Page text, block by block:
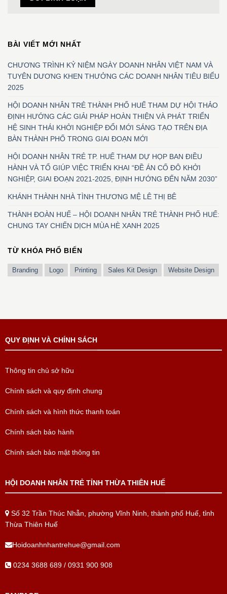
BÀI VIẾT MỚI NHẤT
CHƯƠNG TRÌNH KỶ NIỆM NGÀY DOANH NHÂN VIỆT NAM VÀ
TUYÊN DƯƠNG KHEN THƯỞNG CÁC DOANH NHÂN TIÊU BIỂU
2025
HỘI DOANH NHÂN TRẺ THÀNH PHỐ HUẾ THAM DỰ HỘI THẢO
ĐỊNH HƯỚNG CÁC GIẢI PHÁP HOÀN THIỆN VÀ PHÁT TRIỂN
HỆ SINH THÁI KHỞI NGHIỆP ĐỔI MỚI SÁNG TẠO TRÊN ĐỊA
BÀN THÀNH PHỐ TRONG GIAI ĐOẠN MỚI
HỘI DOANH NHÂN TRẺ TP. HUẾ THAM DỰ HỌP BAN ĐIỀU
HÀNH VÀ TỔ GIÚP VIỆC TRIỂN KHAI “ĐỀ ÁN CỐ ĐÔ KHỞI
NGHIỆP, GIAI ĐOẠN 2021-2025, ĐỊNH HƯỚNG ĐẾN NĂM 2030”
KHÁNH THÀNH NHÀ TÌNH THƯƠNG MỆ LÊ THỊ BÊ
THÀNH ĐOÀN HUẾ – HỘI DOANH NHÂN TRẺ THÀNH PHỐ HUẾ:
CHUNG TAY CHIẾN DỊCH MÙA HÈ XANH 2025
TỪ KHÓA PHỔ BIẾN
Branding Logo Printing Sales Kit Design Website Design
QUY ĐỊNH VÀ CHÍNH SÁCH
Thông tin chủ sở hữu
Chính sách và quy định chung
Chính sách và hình thức thanh toán
Chính sách bảo hành
Chính sách bảo mật thông tin
HỘI DOANH NHÂN TRẺ TỈNH THỪA THIÊN HUẾ
Số 32 Trần Thúc Nhẫn, phường Vĩnh Ninh, thành phố Huế, tỉnh
Thừa Thiên Huế
Hoidoanhnhantrehue@gmail.com
0234 3688 689 / 0931 900 908